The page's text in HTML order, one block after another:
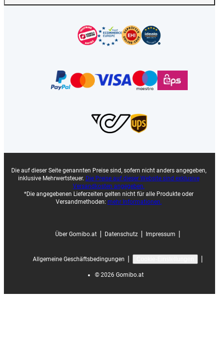
Die auf dieser Seite genannten Preise sind, sofern nicht anders angegeben,
inklusive Mehrwertsteuer. Die Preise auf dieser Website sind exklusive
Versandkosten angegeben.
*Die angegebenen Lieferzeiten gelten nicht für alle Produkte oder
Versandmethoden: mehr Informationen.
Über Gomibo.at | Datenschutz | Impressum |
Allgemeine Geschäftsbedingungen | |
© 2026 Gomibo.at